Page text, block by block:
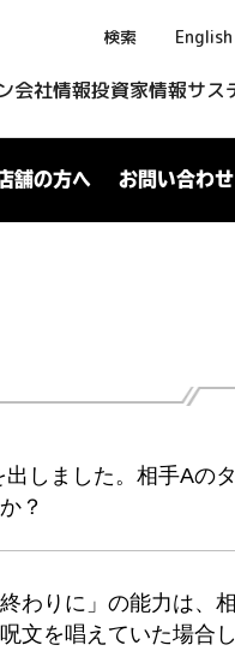
検索 English
会社情報投資家情報サス
舗の方へ お問い合わせ
しました。相手Aの
？
わりに」の能力は、
文を唱えていた場合